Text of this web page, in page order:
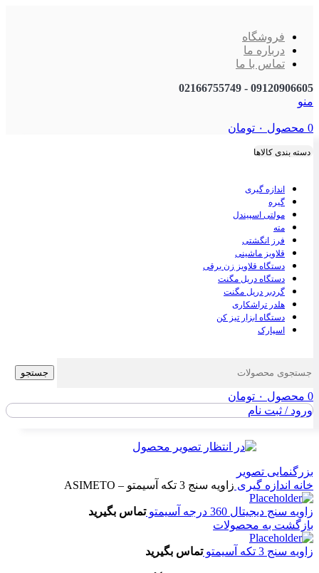
فروشگاه
درباره ما
تماس با ما
09120906605 - 02166755749
منو
0 محصول ۰ تومان
دسته بندی کالاها
اندازه گیری
گیره
مولتی اسپیندل
مته
فرز انگشتی
قلاویز ماشینی
دستگاه قلاویز زن برقی
دستگاه دریل مگنت
گردبر دریل مگنت
هلدر تراشکاری
دستگاه ابزار تیز کن
اسپارک
جستجو
0 محصول ۰ تومان
ورود / ثبت نام
بزرگنمایی تصویر
خانه اندازه گیری زاویه سنج 3 تکه آسیمتو – ASIMETO
زاویه سنج دیجیتال 360 درجه آسیمتو
تماس بگیرید
بازگشت به محصولات
زاویه سنج 3 تکه آسیمتو تماس بگیرید